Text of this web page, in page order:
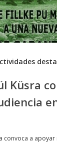
Küsra
convoca a